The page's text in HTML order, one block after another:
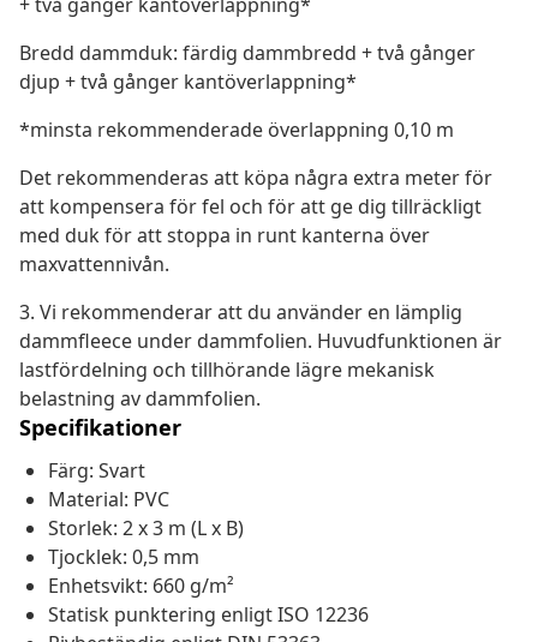
Bredd dammduk: färdig dammbredd + två gånger
djup + två gånger kantöverlappning*
*minsta rekommenderade överlappning 0,10 m
Det rekommenderas att köpa några extra meter för
att kompensera för fel och för att ge dig tillräckligt
med duk för att stoppa in runt kanterna över
maxvattennivån.
3. Vi rekommenderar att du använder en lämplig
dammfleece under dammfolien. Huvudfunktionen är
lastfördelning och tillhörande lägre mekanisk
belastning av dammfolien.
Specifikationer
Färg: Svart
Material: PVC
Storlek: 2 x 3 m (L x B)
Tjocklek: 0,5 mm
Enhetsvikt: 660 g/m²
Statisk punktering enligt ISO 12236